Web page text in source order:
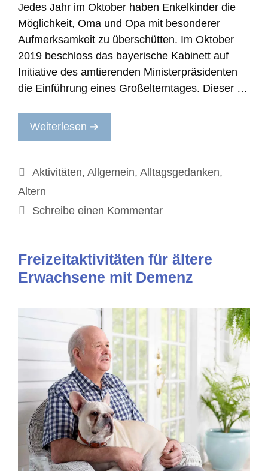
Jedes Jahr im Oktober haben Enkelkinder die
Möglichkeit, Oma und Opa mit besonderer
Aufmerksamkeit zu überschütten. Im Oktober
2019 beschloss das bayerische Kabinett auf
Initiative des amtierenden Ministerpräsidenten
die Einführung eines Großelterntages. Dieser …
Weiterlesen ➔
Kategorien
Aktivitäten, Allgemein, Alltagsgedanken,
Altern
Schreibe einen Kommentar
Freizeitaktivitäten für ältere
Erwachsene mit Demenz